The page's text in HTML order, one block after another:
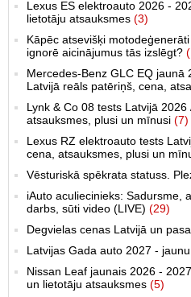
Lexus ES elektroauto 2026 -
lietotāju atsauksmes (3)
Kāpēc atsevišķi
ignorē aicinājumus tās izslēgt?
Mercedes-Benz GLC EQ
Latvijā reāls patēriņš, cena,
Lynk & Co 08 tests Latvijā
atsauksmes, plusi un mīnusi (7)
Lexus RZ elektroauto tests
cena, atsauksmes, plusi un
Vēsturiskā spēkrata statuss.
iAuto aculiecinieks: Sadursme,
darbs, sūti video (LIVE) (29)
Degvielas cenas Latvijā un
Latvijas Gada auto 2027 -
Nissan Leaf jaunais 2026 -
un lietotāju atsauksmes (5)